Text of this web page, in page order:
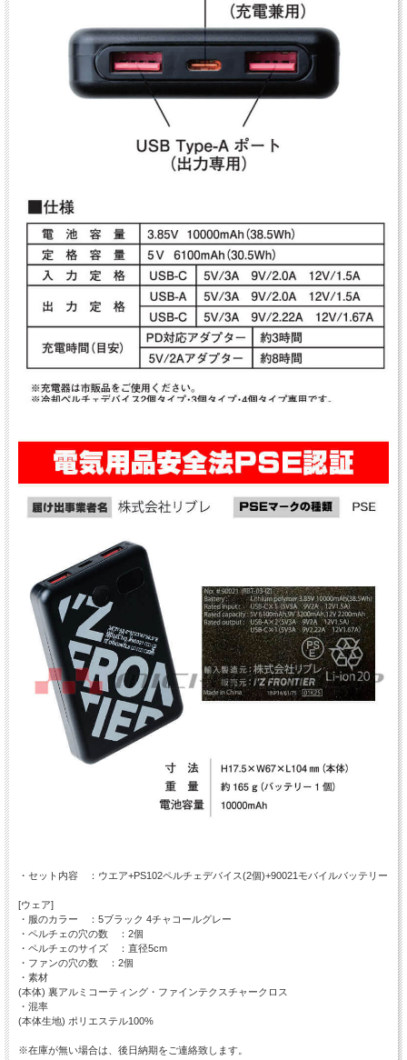
・セット内容 ：ウエア+PS102ペルチェデバイス(2個)+90021モバイルバッテリー
[ウェア]
・服のカラー ：5ブラック 4チャコールグレー
・ペルチェの穴の数 ：2個
・ペルチェのサイズ ：直径5cm
・ファンの穴の数 ：2個
・素材
(本体) 裏アルミコーティング・ファインテクスチャークロス
・混率
(本体生地) ポリエステル100%
※在庫が無い場合は、後日納期をご連絡致します。